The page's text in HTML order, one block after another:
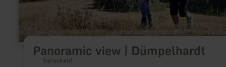
Panoramic view | Dümpelhardt
Sierscheid